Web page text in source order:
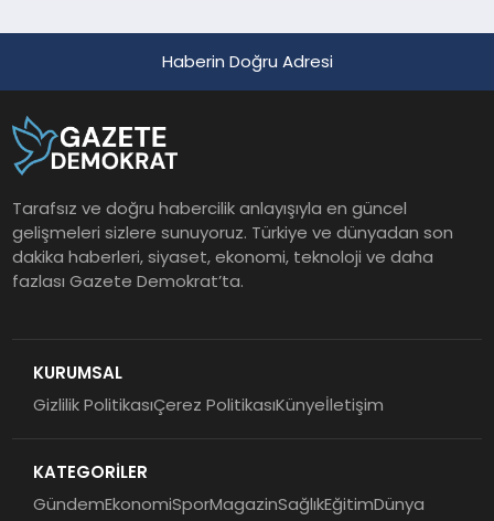
Haberin Doğru Adresi
Tarafsız ve doğru habercilik anlayışıyla en güncel
gelişmeleri sizlere sunuyoruz. Türkiye ve dünyadan son
dakika haberleri, siyaset, ekonomi, teknoloji ve daha
fazlası Gazete Demokrat’ta.
KURUMSAL
Gizlilik PolitikasıÇerez PolitikasıKünyeİletişim
KATEGORİLER
GündemEkonomiSporMagazinSağlıkEğitimDünya